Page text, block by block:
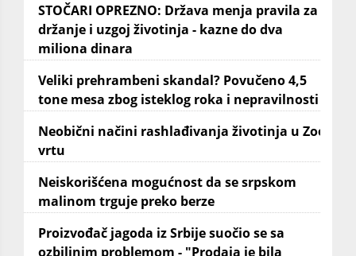
STOČARI OPREZNO: Država menja pravila za
držanje i uzgoj životinja - kazne do dva
miliona dinara
Veliki prehrambeni skandal? Povučeno 4,5
tone mesa zbog isteklog roka i nepravilnosti
Neobični načini rashlađivanja životinja u Zoo
vrtu
Neiskorišćena mogućnost da se srpskom
malinom trguje preko berze
Proizvođač jagoda iz Srbije suočio se sa
ozbiljnim problemom - "Prodaja je bila